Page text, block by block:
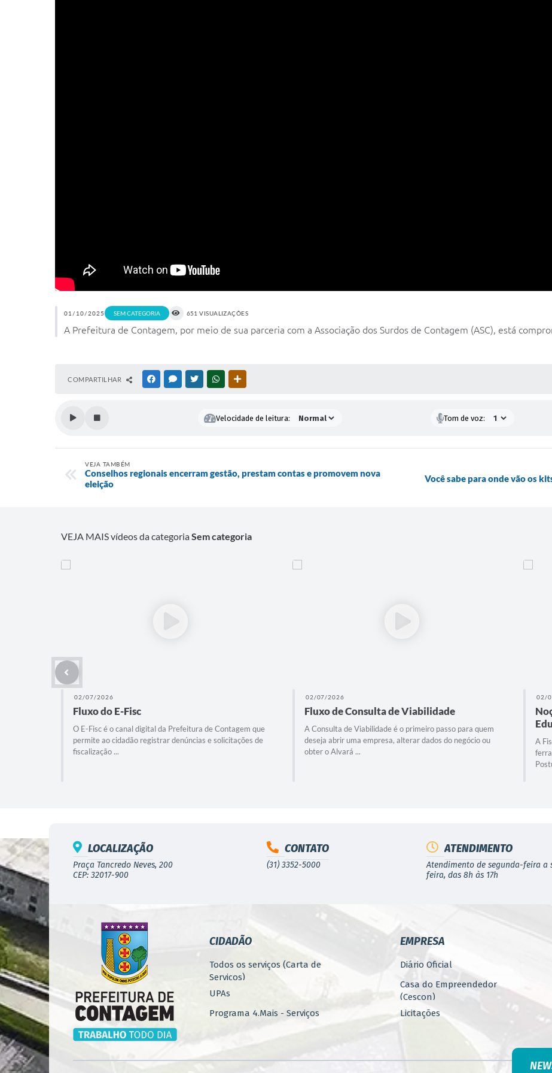
01/10/2025 SEM CATEGORIA 651 VISUALIZAÇÕES
A Prefeitura de Contagem, por meio de sua parceria com a Associação dos Surdos de Contagem (ASC), está
COMPARTILHAR FACEBOOKMESSENGER
TWITTERWHATSAPP
Velocidade de leitura: Tom de voz:
VEJA TAMBÉM
Conselhos regionais encerram gestão, prestam contas e promovem nova
eleição
Você sabe para onde vão os
VEJA MAIS vídeos da categoriaSem categoria
02/07/2026
Fluxo do E-Fisc
O E-Fisc é o canal digital da Prefeitura de Contagem que
permite ao cidadão registrar denúncias e solicitações de
fiscalização ...
02/07/2026
Fluxo de Consulta de Viabilidade
A Consulta de Viabilidade é o primeiro passo para quem
deseja abrir uma empresa, alterar dados do negócio ou
obter o Alvará ...
02/
A
LOCALIZAÇÃO
Praça Tancredo Neves, 200
CEP: 32017-900
CONTATO
(31) 3352-5000
ATENDIMENTO
Atendimento de segunda-feira a
feira, das 8h às 17h
CIDADÃO
Todos os serviços (Carta de
Serviços)
UPAs
Programa 4.Mais - Serviços
Iluminação Pública
EMPRESA
Diário Oficial
Casa do Empreendedor
(Cescon)
Licitações